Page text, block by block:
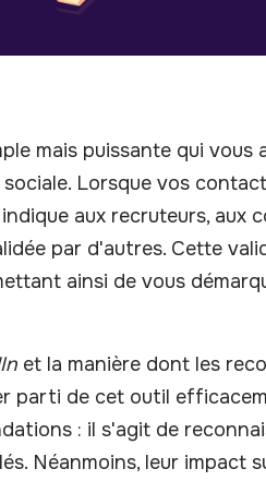
mais puissante qui vous
Lorsque vos
aux recruteurs, aux
par d'autres. Cette
ainsi de vous
et la manière dont les
parti de cet outil
: il s'agit de
Néanmoins, leur impact